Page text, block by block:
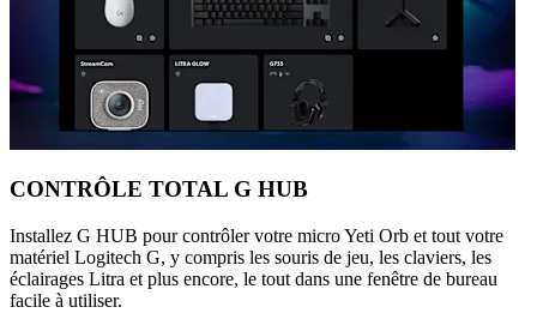
CONTRÔLE TOTAL G HUB
Installez G HUB pour contrôler votre micro Yeti Orb et tout votre
matériel Logitech G, y compris les souris de jeu, les claviers, les
éclairages Litra et plus encore, le tout dans une fenêtre de bureau
facile à utiliser.